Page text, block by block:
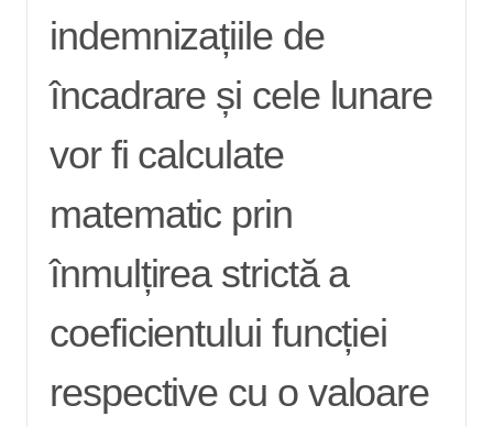
indemnizațiile de
încadrare și cele lunare
vor fi calculate
matematic prin
înmulțirea strictă a
coeficientului funcției
respective cu o valoare